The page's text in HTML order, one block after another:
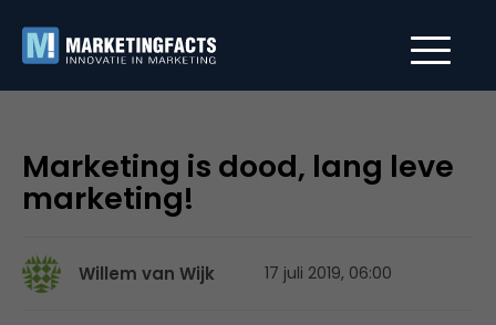
Marketing is dood, lang leve
marketing!
Willem van Wijk 17 juli 2019, 06:00